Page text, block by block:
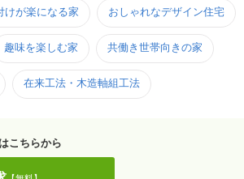
けが楽になる家 おしゃれなデザイン住宅
趣味を楽しむ家 共働き世帯向きの家
在来工法・木造軸組工法
こちらから